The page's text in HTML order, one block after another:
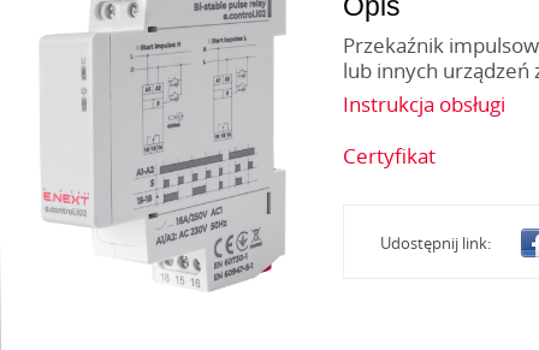
Przekaźnik
lub innych urządzeń
Instrukcja obsługi
Certyfikat
Udostępnij link: